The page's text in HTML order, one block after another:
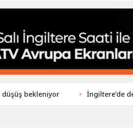
İngiltere’de denizde